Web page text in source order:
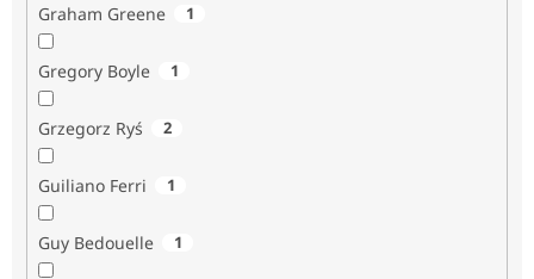
Graham Greene 1
Gregory Boyle 1
Grzegorz Ryś 2
Guiliano Ferri 1
Guy Bedouelle 1